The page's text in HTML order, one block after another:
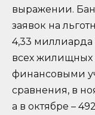
выражении.
заявок на
4,33 миллиарда
всех жилищных
финансовыми
сравнения, в
а в октябре –